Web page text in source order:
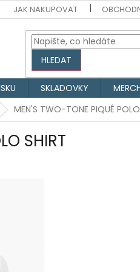
JAK NAKUPOVAT
HLEDAT
SKLADOVKY
MEN'S TWO-TONE PIQUÉ
SHIRT